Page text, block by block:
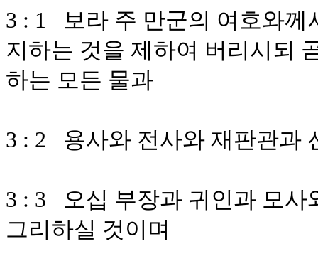
3 : 1 보라 주 만군의 여호와께
지하는 것을 제하여 버리시되
하는 모든 물과
3 : 2 용사와 전사와 재판관과
3 : 3 오십 부장과 귀인과 모사
그리하실 것이며